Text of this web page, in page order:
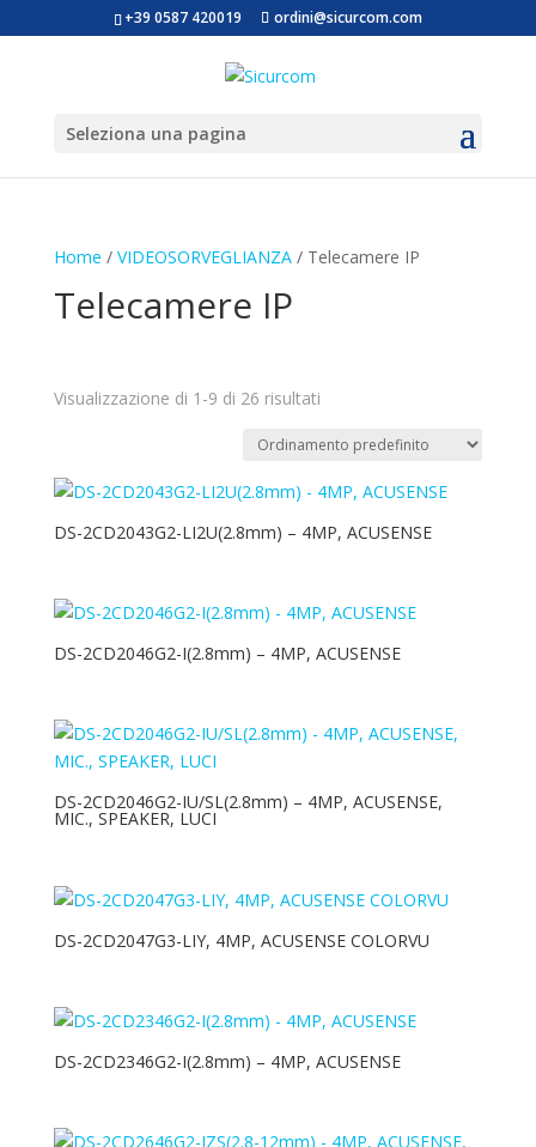
+39 0587 420019 ordini@sicurcom.com
Seleziona una pagina
Home / VIDEOSORVEGLIANZA/ Telecamere IP
Telecamere IP
Skilleye
Tcl
TecnoFire
Visualizzazione di 1-9 di 26 risultati
DS-2CD2043G2-LI2U(2.8mm) – 4MP, ACUSENSE
DS-2CD2046G2-I(2.8mm) – 4MP, ACUSENSE
DS-2CD2046G2-IU/SL(2.8mm) – 4MP, ACUSENSE,
MIC., SPEAKER, LUCI
DS-2CD2047G3-LIY, 4MP, ACUSENSE COLORVU
DS-2CD2346G2-I(2.8mm) – 4MP, ACUSENSE